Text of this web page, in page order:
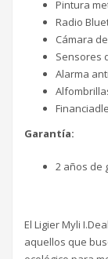
Pintura
Radio
Cámara
Sensores
Alarma
Garantía:
2 años de
El Ligier Myli
aquellos que